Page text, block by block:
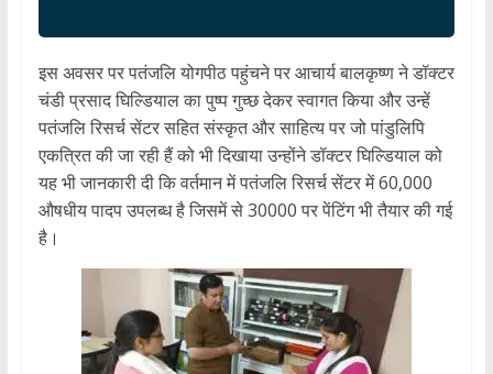
इस अवसर पर पतंजलि योगपीठ पहुंचने पर आचार्य बालकृष्ण ने डॉक्टर
चंडी प्रसाद घिल्डियाल का पुष्प गुच्छ देकर स्वागत किया और उन्हें
पतंजलि रिसर्च सेंटर सहित संस्कृत और साहित्य पर जो पांडुलिपि
एकत्रित की जा रही हैं को भी दिखाया उन्होंने डॉक्टर घिल्डियाल को
यह भी जानकारी दी कि वर्तमान में पतंजलि रिसर्च सेंटर में 60,000
औषधीय पादप उपलब्ध है जिसमें से 30000 पर पेंटिंग भी तैयार की गई
है।